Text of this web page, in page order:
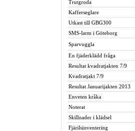
Trutgroda
Kafferseglare
Utkast till GBG300
SMS-larm i Göteborg
Sparvuggla
En fjäderklädd fråga
Resultat kvadratjakten 7/9
Kvadratjakt 7/9
Resultat Januarijakten 2013
Enveten kråka
Noterat
Skillnader i klädsel
Fjärilsinventering